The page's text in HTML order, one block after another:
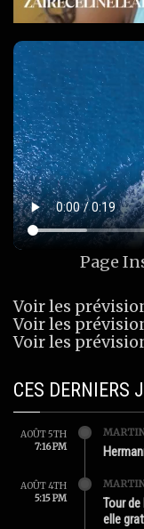
Page
Voir les
Voir les
Voir les
CES DERNIERS
AOÛT 5TH
7:16 PM
AOÛT 4TH
5:15 PM
Tour
elle